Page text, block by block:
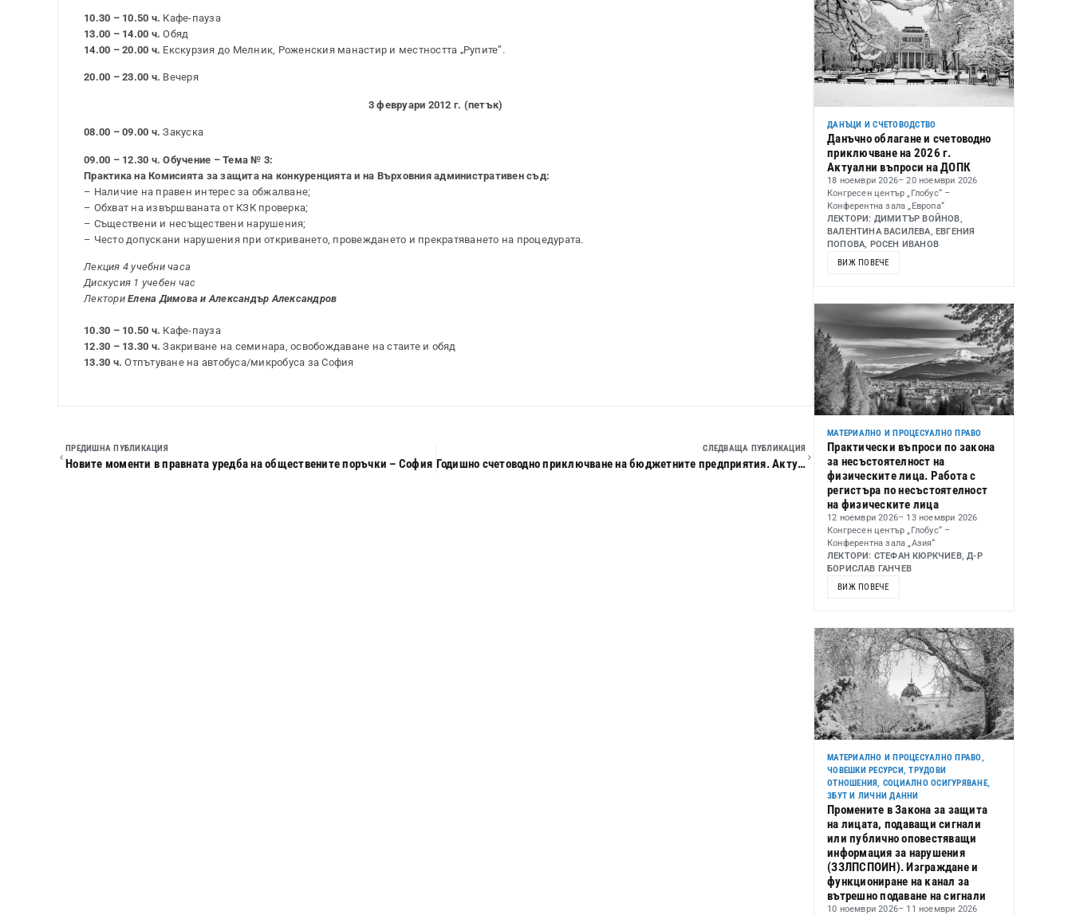
10.30 – 10.50 ч. Кафе-пауза
13.00 – 14.00 ч.Обяд
14.00 – 20.00 ч. Екскурзия до Мелник, Роженския манастир и местността „Рупите”.
20.00 – 23.00 ч. Вечеря
3 февруари 2012 г. (петък)
08.00 – 09.00 ч.Закуска
09.00 – 12.30 ч. Обучение – Тема № 3:
Практика на Комисията за защита на конкуренцията и на Върховния административен съд:
– Наличие на правен интерес за обжалване;
– Обхват на извършваната от КЗК проверка;
– Съществени и несъществени нарушения;
– Често допускани нарушения при откриването, провеждането и прекратяването на процедурата.
Лекция 4 учебни часа
Дискусия 1 учебен час
Лектори Елена Димова и Александър Александров
10.30 – 10.50 ч. Кафе-пауза
12.30 – 13.30 ч. Закриване на семинара, освобождаване на стаите и обяд
13.30 ч. Отпътуване на автобуса/микробуса за София
ПРЕДИШНА ПУБЛИКАЦИЯ
Новите моменти в правната уредба на обществените поръчки – София
СЛЕДВАЩА ПУБЛИКАЦИЯ
Годишно счетоводно приключване на бюджетните предприятия. Актуални въпроси на данъка върху добавената стойност. Финансов контрол и финансов одит.
ДАНЪЦИ И СЧЕТОВОДСТВО
Данъчно облагане и счетоводно
приключване на 2026 г.
Актуални въпроси на ДОПК
18 ноември 2026– 20 ноември 2026
Конгресен център „Глобус“ –
Конферентна зала „Европа“
ЛЕКТОРИ: ДИМИТЪР ВОЙНОВ,
ВАЛЕНТИНА ВАСИЛЕВА, ЕВГЕНИЯ
ПОПОВА, РОСЕН ИВАНОВ
ВИЖ ПОВЕЧЕ
МАТЕРИАЛНО И ПРОЦЕСУАЛНО ПРАВО
Практически въпроси по закона
за несъстоятелност на
физическите лица. Работа с
регистъра по несъстоятелност
на физическите лица
12 ноември 2026– 13 ноември 2026
Конгресен център „Глобус“ –
Конферентна зала „Азия“
ЛЕКТОРИ: СТЕФАН КЮРКЧИЕВ, Д-Р
БОРИСЛАВ ГАНЧЕВ
ВИЖ ПОВЕЧЕ
МАТЕРИАЛНО И ПРОЦЕСУАЛНО ПРАВО,
ЧОВЕШКИ РЕСУРСИ, ТРУДОВИ
ОТНОШЕНИЯ, СОЦИАЛНО ОСИГУРЯВАНЕ,
ЗБУТ И ЛИЧНИ ДАННИ
Промените в Закона за защита
на лицата, подаващи сигнали
или публично оповестяващи
информация за нарушения
(ЗЗЛПСПОИН). Изграждане и
функциониране на канал за
вътрешно подаване на сигнали
10 ноември 2026– 11 ноември 2026